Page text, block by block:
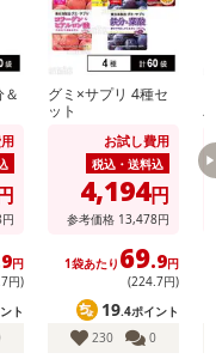
などにより異なります
ん。
お届けする商品セット
ください。
など含む)等により、参考
円
円
円)
ト
グミ×サプリ 4種セ
ット
お試し費用
税込・送料込
4,194円
参考価格 13,478円
1袋あたり 69.9円
(224.7円)
19.4ポイント
230
0